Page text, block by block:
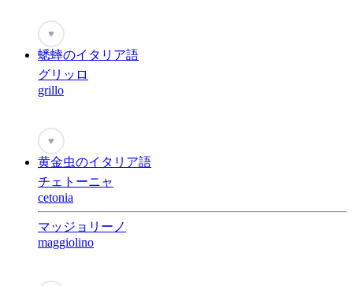
♥
蟋蟀のイタリア語
グリッロ
grillo
♥
黄金虫のイタリア語
チェトーニャ
cetonia
マッジョリーノ
maggiolino